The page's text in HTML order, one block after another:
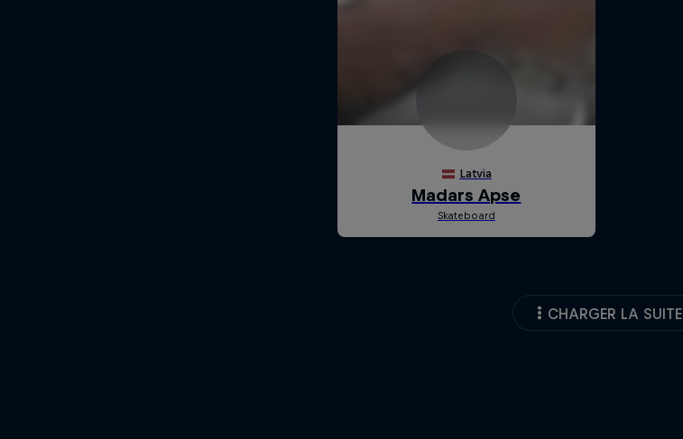
CHARGER LA SUITE